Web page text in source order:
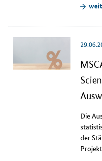
Die
der